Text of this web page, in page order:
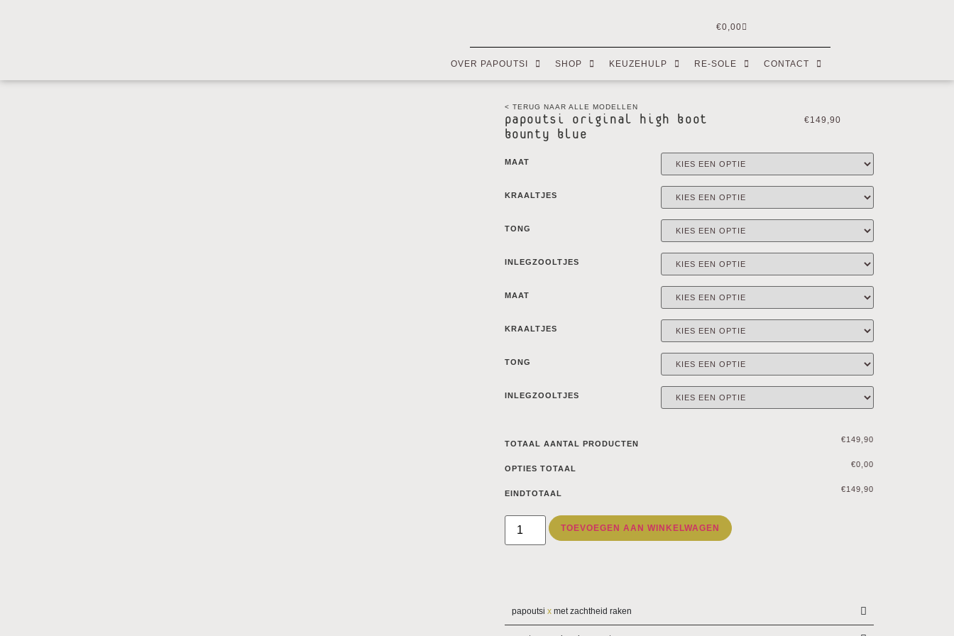
€0,00
OVER PAPOUTSI SHOP KEUZEHULP RE-SOLE CONTACT
< TERUG NAAR ALLE MODELLEN
papoutsi original high boot
bounty blue
€149,90
MAAT
KRAALTJES
TONG
INLEGZOOLTJES
MAAT
KRAALTJES
TONG
INLEGZOOLTJES
TOTAAL AANTAL PRODUCTEN €149,90
OPTIES TOTAAL €0,00
EINDTOTAAL €149,90
TOEVOEGEN AAN WINKELWAGEN
papoutsi xmet zachtheid raken